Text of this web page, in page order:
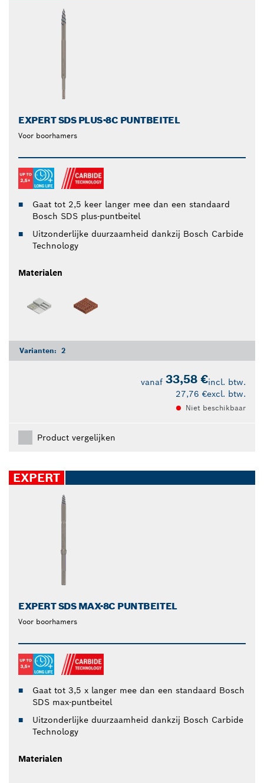
EXPERT SDS PLUS-8C PUNTBEITEL
Voor boorhamers
Gaat tot 2,5 keer langer mee dan een standaard
Bosch SDS plus-puntbeitel
Uitzonderlijke duurzaamheid dankzij Bosch Carbide
Technology
Materialen
Varianten: 2
vanaf 33,58 €incl. btw.
27,76 €excl. btw.
Niet beschikbaar
Product vergelijken
EXPERT
EXPERT SDS MAX-8C PUNTBEITEL
Voor boorhamers
Gaat tot 3,5 x langer mee dan een standaard Bosch
SDS max-puntbeitel
Uitzonderlijke duurzaamheid dankzij Bosch Carbide
Technology
Materialen